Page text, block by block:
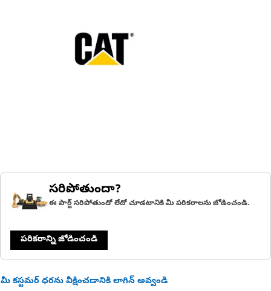
సరిపోతుందా?
ఈ పార్ట్ సరిపోతుందో లేదో చూడటానికి మీ పరికరాలను జోడించండి.
పరికరాన్ని జోడించండి
మీ కస్టమర్ ధరను వీక్షించడానికి లాగిన్ అవ్వండి